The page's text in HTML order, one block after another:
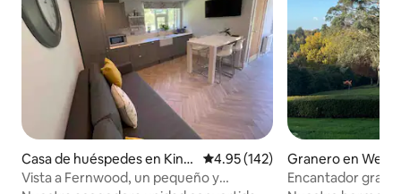
Casa de huéspedes en King
sley Green
Calificación promedio: 4.95 de
4.95 (142)
Vista a Fernwood, un pequeño y
Granero en West
Encantador